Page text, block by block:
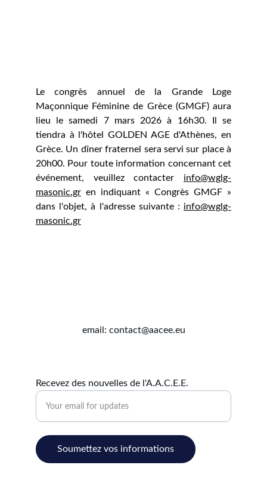
Le congrès annuel de la Grande Loge
Maçonnique Féminine de Grèce (GMGF) aura
lieu le samedi 7 mars 2026 à 16h30. Il se
tiendra à l'hôtel GOLDEN AGE d'Athènes, en
Grèce. Un dîner fraternel sera servi sur place à
20h00. Pour toute information concernant cet
événement, veuillez contacter info@wglg-
masonic.gr en indiquant « Congrès GMGF »
dans l'objet, à l'adresse suivante : info@wglg-
masonic.gr
email: contact@aacee.eu
Recevez des nouvelles de l'A.A.C.E.E.
Soumettez vos informations